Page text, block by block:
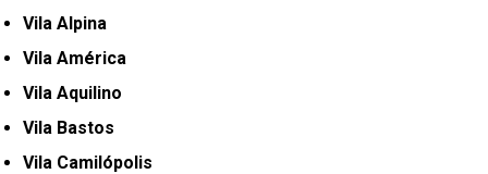
Vila Alpina
Vila América
Vila Aquilino
Vila Bastos
Vila Camilópolis